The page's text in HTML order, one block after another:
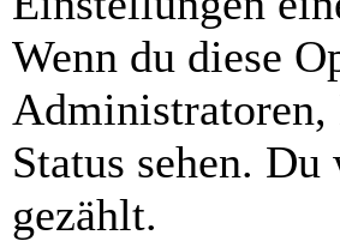
Wenn du diese
Administratoren,
Status sehen.
gezählt.